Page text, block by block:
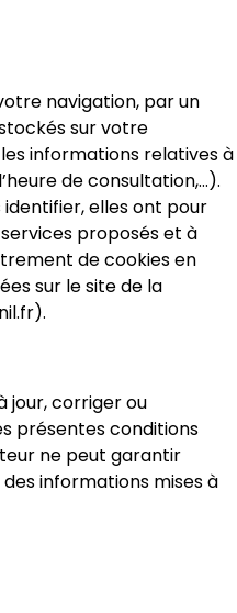
navigation, par un
sur votre
informations relatives à
de consultation,…).
elles ont pour
proposés et à
de cookies en
sur le site de la
jour, corriger ou
présentes conditions
ne peut garantir
des informations mises à